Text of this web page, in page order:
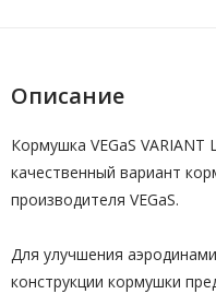
Описание
Кормушка VEGaS
качественный вариант
производителя VEGaS.
Для улучшения
конструкции кормушки